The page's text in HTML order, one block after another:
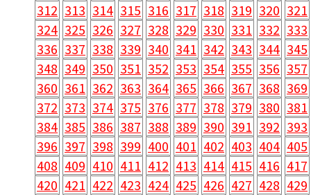
312 313 314 315 316 317 318 319 320 321
324 325 326 327 328 329 330 331 332 333
336 337 338 339 340 341 342 343 344 345
348 349 350 351 352 353 354 355 356 357
360 361 362 363 364 365 366 367 368 369
372 373 374 375 376 377 378 379 380 381
384 385 386 387 388 389 390 391 392 393
396 397 398 399 400 401 402 403 404 405
408 409 410 411 412 413 414 415 416 417
420 421 422 423 424 425 426 427 428 429